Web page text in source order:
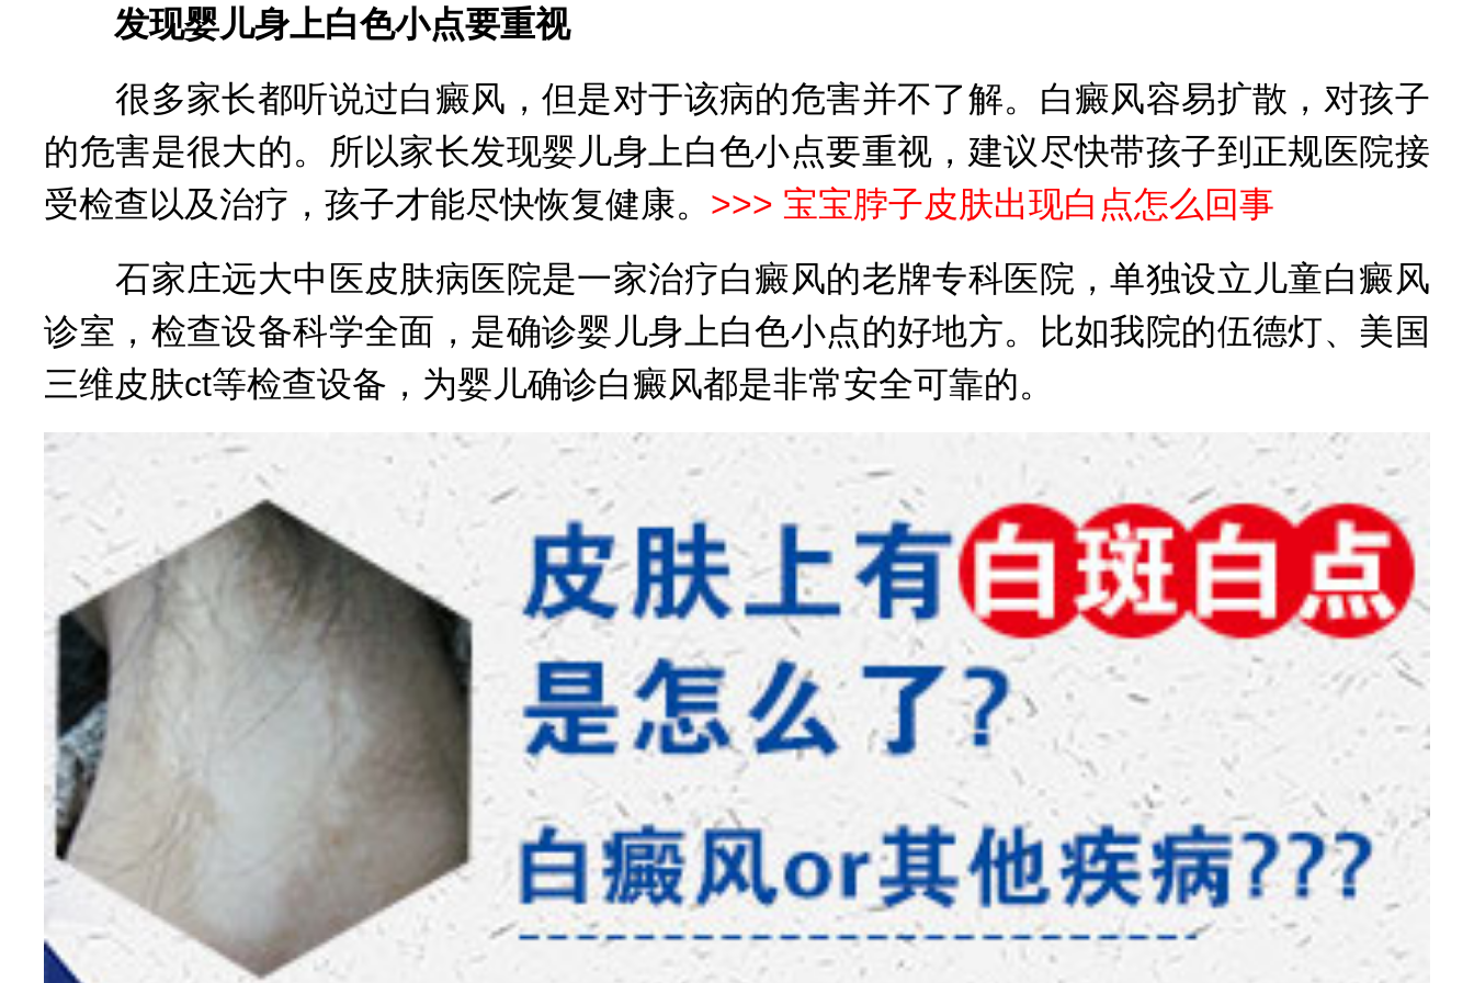
发现婴儿身上白色小点要重视
很多家长都听说过白癜风，但是对于该病的危害并不了解。白癜风容易扩散，对孩子
的危害是很大的。所以家长发现婴儿身上白色小点要重视，建议尽快带孩子到正规医院接
受检查以及治疗，孩子才能尽快恢复健康。 >>> 宝宝脖子皮肤出现白点怎么回事
石家庄远大中医皮肤病医院是一家治疗白癜风的老牌专科医院，单独设立儿童白癜风
诊室，检查设备科学全面，是确诊婴儿身上白色小点的好地方。比如我院的伍德灯、美国
三维皮肤ct等检查设备，为婴儿确诊白癜风都是非常安全可靠的。